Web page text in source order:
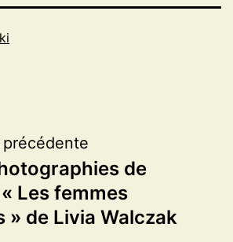
de
Les femmes
» de Livia Walczak